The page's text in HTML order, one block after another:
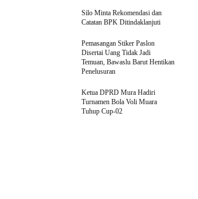
Silo Minta Rekomendasi dan
Catatan BPK Ditindaklanjuti
Pemasangan Stiker Paslon
Disertai Uang Tidak Jadi
Temuan, Bawaslu Barut Hentikan
Penelusuran
Ketua DPRD Mura Hadiri
Turnamen Bola Voli Muara
Tuhup Cup-02